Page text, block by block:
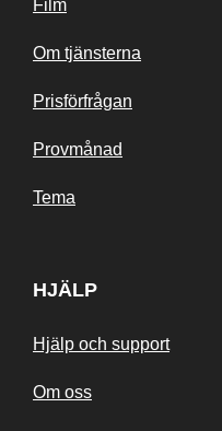
Film
Om tjänsterna
Prisförfrågan
Provmånad
Tema
HJÄLP
Hjälp och support
Om oss